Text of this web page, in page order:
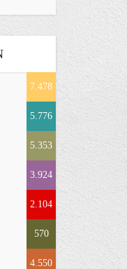
7.478
5.776
5.353
3.924
2.104
570
4.550